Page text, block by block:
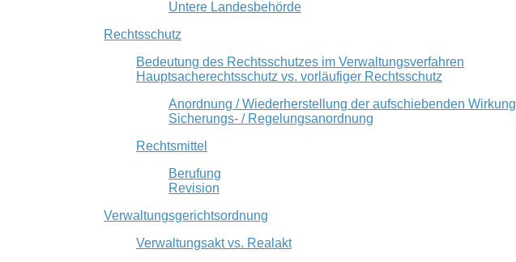
Untere Landesbehörde
Rechtsschutz
Bedeutung des Rechtsschutzes im Verwaltungsverfahren
Hauptsacherechtsschutz vs. vorläufiger Rechtsschutz
Anordnung / Wiederherstellung der aufschiebenden Wirkung
Sicherungs- / Regelungsanordnung
Rechtsmittel
Berufung
Revision
Verwaltungsgerichtsordnung
Verwaltungsakt vs. Realakt